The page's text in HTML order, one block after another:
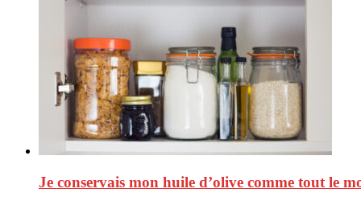
Je conservais mon huile d’olive comme tout le